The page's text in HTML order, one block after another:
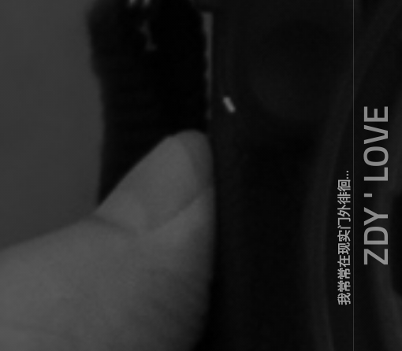
我常常在现实门外徘徊...ZDY ' LOVE